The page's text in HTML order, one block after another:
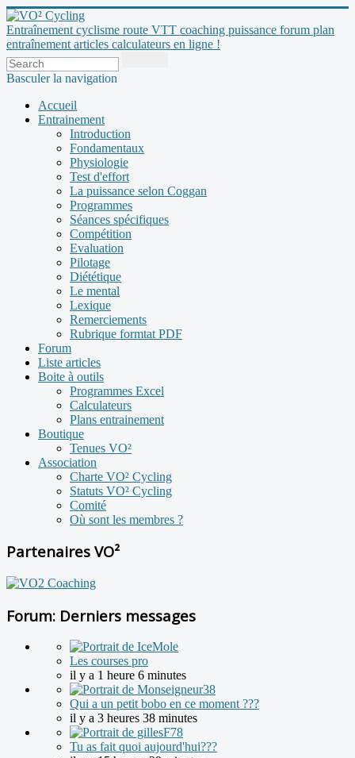
Entraînement cyclisme route VTT coaching puissance forum plan
entraînement articles calculateurs en ligne !
Basculer la navigation
Accueil
Entrainement
Introduction
Fondamentaux
Physiologie
Test d'effort
La puissance selon Coggan
Programmes
Séances spécifiques
Compétition
Evaluation
Pilotage
Diététique
Le mental
Lexique
Remerciements
Rubrique formtat PDF
Forum
Liste articles
Boite à outils
Programmes Excel
Calculateurs
Plans entrainement
Boutique
Tenues VO²
Association
Charte VO² Cycling
Statuts VO² Cycling
Comité
Où sont les membres ?
Partenaires VO²
Forum: Derniers messages
Les courses pro
il y a 1 heure 6 minutes
Qui a un petit bobo en ce moment ???
il y a 3 heures 38 minutes
Tu as fait quoi aujourd'hui???